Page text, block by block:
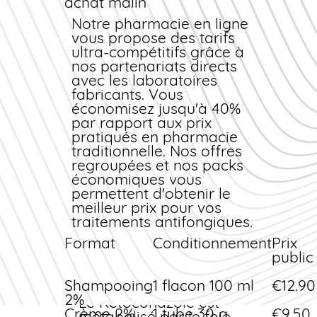
traitement systémique
des mycoses profondes
avec une boisson
acide. Une fois dans la
circulation systémique,
il se distribue
largement dans les
tissus et atteint des
concentrations
élevées dans la peau,
les ongles et les
muqueuses. Par voie
topique, la pénétration
cutanée est suffisante
pour traiter les
infections
superficielles sans
passage significatif
dans la circulation
générale.
élimination
Le Ketoconazole est
Notre pharmacie en ligne
vous propose des tarifs
ultra-compétitifs grâce à
nos partenariats directs
avec les laboratoires
fabricants. Vous
économisez jusqu'à 40%
par rapport aux prix
pratiqués en pharmacie
traditionnelle. Nos offres
regroupées et nos packs
économiques vous
permettent d'obtenir le
meilleur prixpour vos
traitements antifongiques.
Format
ConditionnementPrix
public
Shampooing
2%
1 flacon 100 ml
€12.90